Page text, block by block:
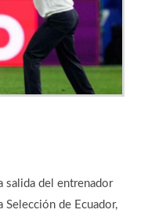
salida del entrenador
Selección de Ecuador,